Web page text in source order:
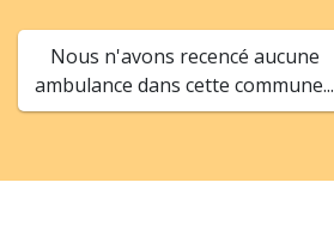
Nous n'avons recencé aucune
ambulance dans cette commune...